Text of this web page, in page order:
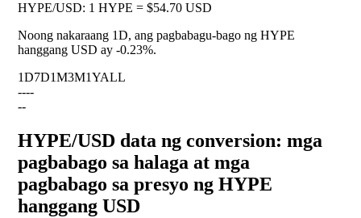
HYPE/USD: 1 HYPE = $54.70 USD
Noong nakaraang 1D, ang pagbabagu-bago ng HYPE
hanggang USD ay -0.23%.
1D7D1M3M1YALL
----
--
HYPE/USD data ng conversion: mga
pagbabago sa halaga at mga
pagbabago sa presyo ng HYPE
hanggang USD